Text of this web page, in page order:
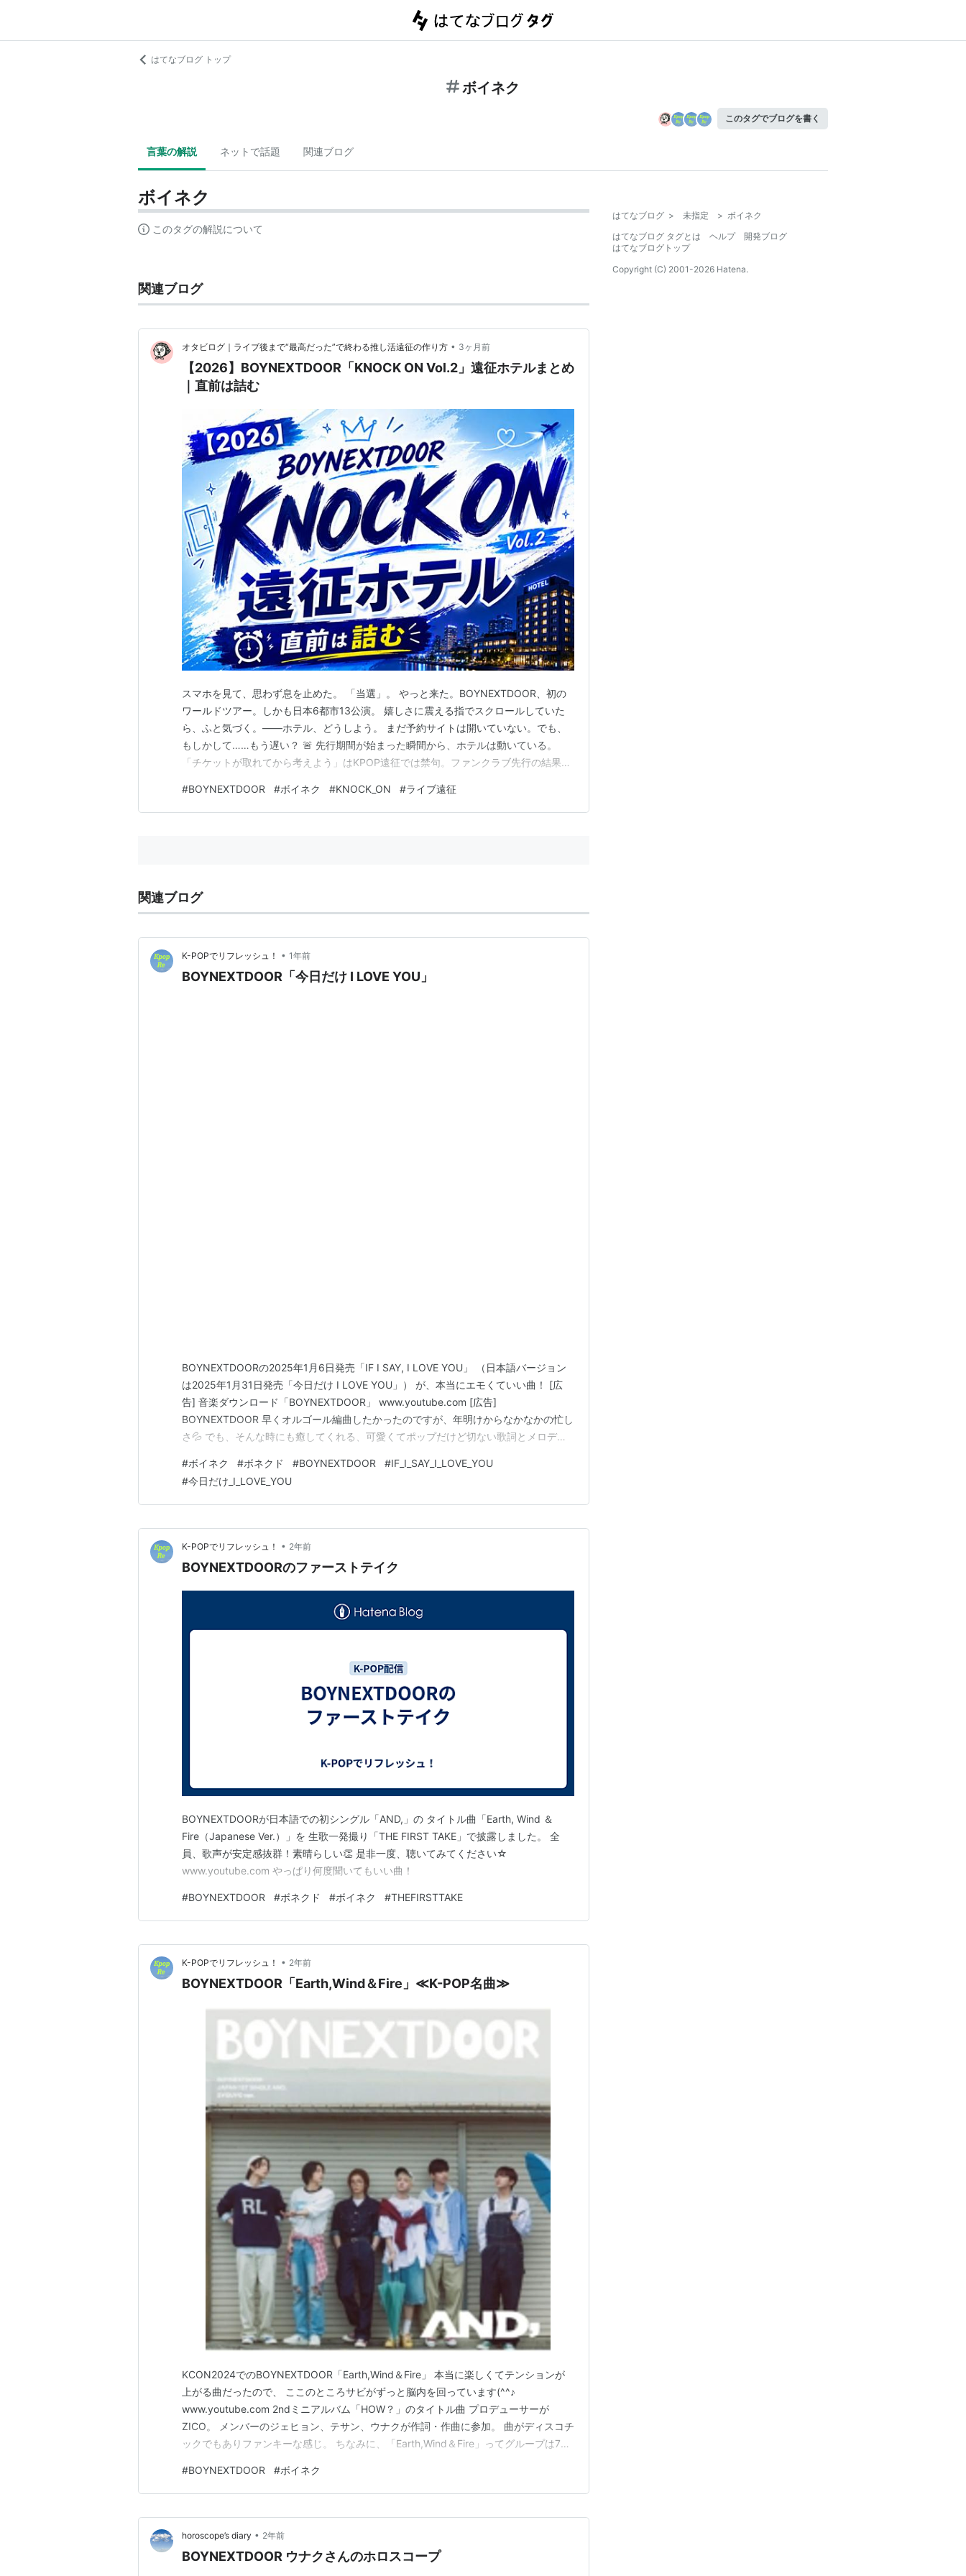
はてなブログ トップ
ボイネク
このタグでブログを書く
言葉の解説 ネットで話題 関連ブログ
ボイネク
このタグの解説について
関連ブログ
オタビログ｜ライブ後まで“最高だった”で終わる推し活遠征の作り方 • 3ヶ月前
【2026】BOYNEXTDOOR「KNOCK ON Vol.2」遠征ホテルまとめ
｜直前は詰む
スマホを見て、思わず息を止めた。 「当選」。 やっと来た。BOYNEXTDOOR、初の
ワールドツアー。しかも日本6都市13公演。 嬉しさに震える指でスクロールしていた
ら、ふと気づく。——ホテル、どうしよう。 まだ予約サイトは開いていない。でも、
もしかして……もう遅い？ 🚨 先行期間が始まった瞬間から、ホテルは動いている。
「チケットが取れてから考えよう」はKPOP遠征では禁句。ファンクラブ先行の結果が
は、1泊分が埋まった時点でもう詰む。 "まだ大丈夫"って思って閉じた人から、毎回同
じパターンで詰む。 📍 なぜBOY…
#BOYNEXTDOOR #ボイネク #KNOCK_ON #ライブ遠征
関連ブログ
K-POPでリフレッシュ！ • 1年前
BOYNEXTDOOR「今日だけ I LOVE YOU」
BOYNEXTDOORの2025年1月6日発売「IF I SAY, I LOVE YOU」 （日本語バージョン
は2025年1月31日発売「今日だけ I LOVE YOU」） が、本当にエモくていい曲！ [広
告] 音楽ダウンロード「BOYNEXTDOOR」 www.youtube.com [広告]
BOYNEXTDOOR 早くオルゴール編曲したかったのですが、年明けからなかなかの忙し
さ💦 でも、そんな時にも癒してくれる、可愛くてポップだけど切ない歌詞とメロディ
オルゴール風」 https://youtube…
#ボイネク #ボネクド #BOYNEXTDOOR #IF_I_SAY_I_LOVE_YOU
#今日だけ_I_LOVE_YOU
K-POPでリフレッシュ！ • 2年前
BOYNEXTDOORのファーストテイク
BOYNEXTDOORが日本語での初シングル「AND,」の タイトル曲「Earth, Wind ＆
Fire（Japanese Ver.）」を 生歌一発撮り「THE FIRST TAKE」で披露しました。 全
員、歌声が安定感抜群！素晴らしい👏 是非一度、聴いてみてください☆
www.youtube.com やっぱり何度聞いてもいい曲！
#BOYNEXTDOOR #ボネクド #ボイネク #THEFIRSTTAKE
K-POPでリフレッシュ！ • 2年前
BOYNEXTDOOR「Earth,Wind＆Fire」≪K-POP名曲≫
KCON2024でのBOYNEXTDOOR「Earth,Wind＆Fire」 本当に楽しくてテンションが
上がる曲だったので、 ここのところサビがずっと脳内を回っています(^^♪
www.youtube.com 2ndミニアルバム「HOW？」のタイトル曲 プロデューサーが
ZICO。 メンバーのジェヒョン、テサン、ウナクが作詞・作曲に参加。 曲がディスコチ
ックでもありファンキーな感じ。 ちなみに、「Earth,Wind＆Fire」ってグループは70
「LET‘S GROOVE」とか個人的に大好きな曲なんです。（多分みなさん…
#BOYNEXTDOOR #ボイネク
horoscope’s diary • 2年前
BOYNEXTDOOR ウナクさんのホロスコープ
はてなブログ > 未指定 > ボイネク
はてなブログ タグとは
ヘルプ
開発ブログ
はてなブログトップ
Copyright (C) 2001-2026 Hatena.